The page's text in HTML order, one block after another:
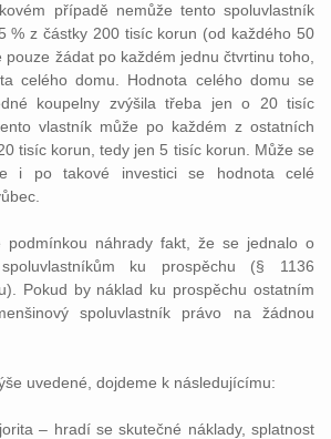
případě nemůže tento spoluvlastník
% z částky 200 tisíc korun (od každého 50
žádat po každém jednu čtvrtinu toho,
celého domu. Hodnota celého domu se
koupelny zvýšila třeba jen o 20 tisíc
vlastník může po každém z ostatních
tisíc korun, tedy jen 5 tisíc korun. Může se
i po takové investici se hodnota celé
náhrady fakt, že se jednalo o
ku prospěchu (§ 1136
Pokud by náklad ku prospěchu ostatním
spoluvlastník právo na žádnou
uvedené, dojdeme k následujícímu:
– hradí se skutečné náklady, splatnost